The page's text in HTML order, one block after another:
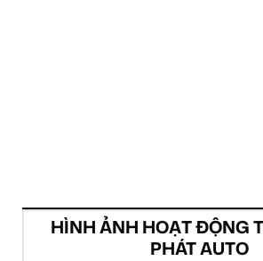
HÌNH ẢNH HOẠT ĐỘNG
PHÁT AUTO